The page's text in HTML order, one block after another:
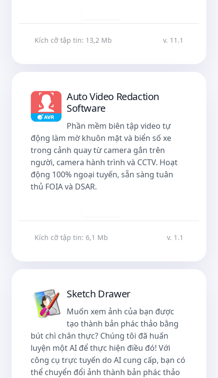
Kích cỡ tập tin: 13,2 Mb v. 11.1
Auto Video Redaction
Software
Phần mềm biên tập video tự
động làm mờ khuôn mặt và biển số xe
trong cảnh quay từ camera gắn trên
người, camera hành trình và CCTV. Hoạt
động 100% ngoại tuyến, sẵn sàng tuân
thủ FOIA và DSAR.
Kích cỡ tập tin: 6,1 Mb v. 1.1
Sketch Drawer
Muốn xem ảnh của bạn được
tạo thành bản phác thảo bằng
bút chì chân thực? Chúng tôi đã huấn
luyện một AI để thực hiện điều đó! Với
công cụ trực tuyến do AI cung cấp, bạn có
thể chuyển đổi ảnh thành bản phác thảo